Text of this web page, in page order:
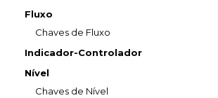
Fluxo
Chaves de Fluxo
Indicador-Controlador
Nível
Chaves de Nível